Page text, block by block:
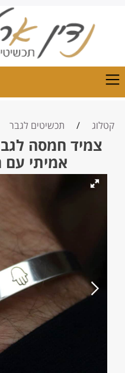
קטלוג / תכשיטים לגבר
צמיד חמסה
אמיתי עם